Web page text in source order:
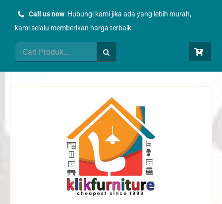
Call us now: Hubungi kami jika ada yang lebih murah,
kami selalu memberikan harga terbaik
Search
for: